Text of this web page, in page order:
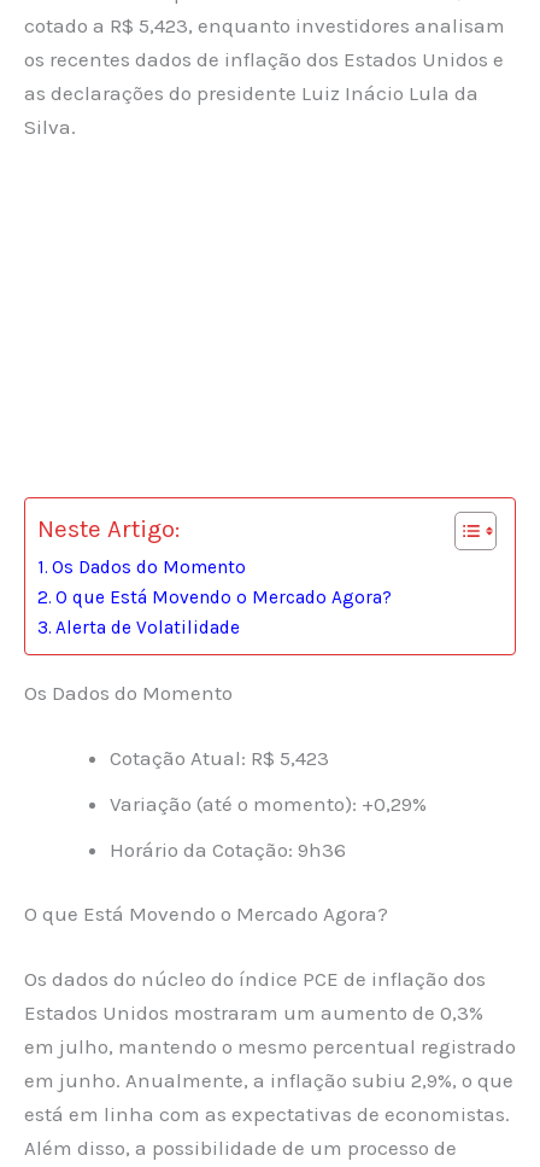
cotado a R$ 5,423, enquanto investidores analisam
os recentes dados de inflação dos Estados Unidos e
as declarações do presidente Luiz Inácio Lula da
Silva.
Neste Artigo:
Os Dados do Momento
O que Está Movendo o Mercado Agora?
Alerta de Volatilidade
Os Dados do Momento
Cotação Atual: R$ 5,423
Variação (até o momento): +0,29%
Horário da Cotação: 9h36
O que Está Movendo o Mercado Agora?
Os dados do núcleo do índice PCE de inflação dos
Estados Unidos mostraram um aumento de 0,3%
em julho, mantendo o mesmo percentual registrado
em junho. Anualmente, a inflação subiu 2,9%, o que
está em linha com as expectativas de economistas.
Além disso, a possibilidade de um processo de